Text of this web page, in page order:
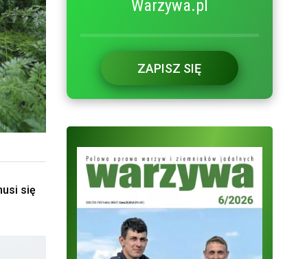
się
Warzywa.pl
ZAPISZ SIĘ